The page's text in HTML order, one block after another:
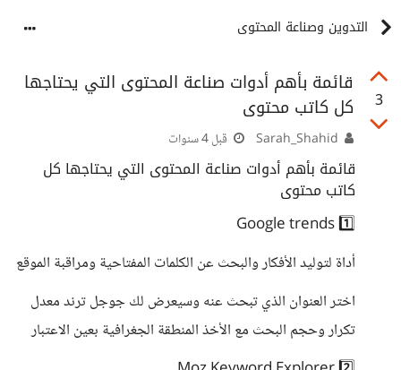
التدوين وصناعة المحتوى
3
قائمة بأهم أدوات صناعة المحتوى التي يحتاجها
كل كاتب محتوى
قبل 4 سنوات
قائمة بأهم أدوات صناعة المحتوى التي يحتاجها كل
كاتب محتوى
Google trends 1️⃣
أداة لتوليد الأفكار والبحث عن الكلمات المفتاحية ومراقبة الموقع
اختر العنوان الذي تبحث عنه وسيعرض لك جوجل ترند معدل
تكرار وحجم البحث مع الأخذ المنطقة الجغرافية بعين الاعتبار